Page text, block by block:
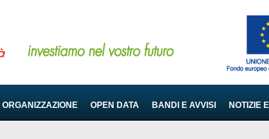
ORGANIZZAZIONE OPEN DATA BANDI E AVVISI NOTIZIE